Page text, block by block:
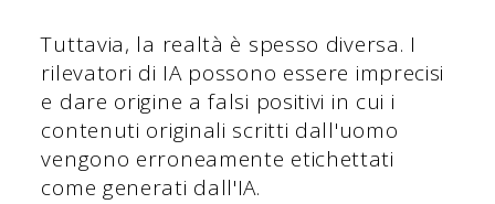
Tuttavia, la realtà è spesso diversa. I
rilevatori di IA possono essere imprecisi
e dare origine a falsi positivi in cui i
contenuti originali scritti dall'uomo
vengono erroneamente etichettati
come generati dall'IA.